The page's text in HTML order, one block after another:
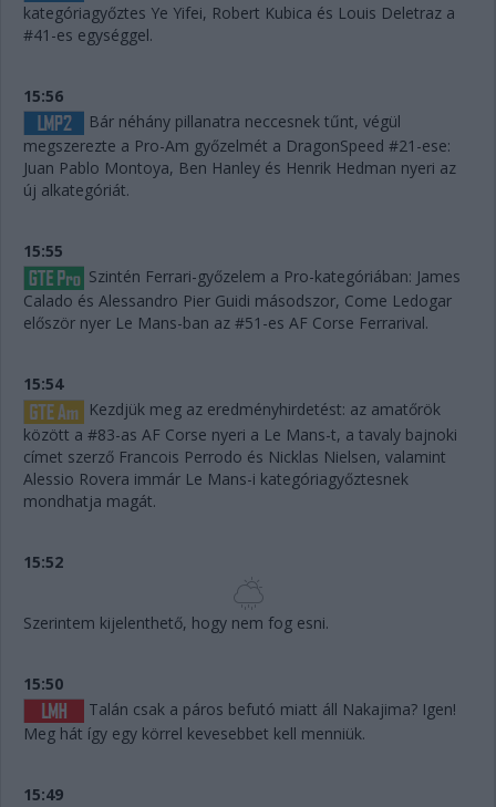
kategóriagyőztes Ye Yifei, Robert Kubica és Louis Deletraz a
#41-es egységgel.
15:56
Bár néhány pillanatra neccesnek tűnt, végül
megszerezte a Pro-Am győzelmét a DragonSpeed #21-ese:
Juan Pablo Montoya, Ben Hanley és Henrik Hedman nyeri az
új alkategóriát.
15:55
Szintén Ferrari-győzelem a Pro-kategóriában: James
Calado és Alessandro Pier Guidi másodszor, Come Ledogar
először nyer Le Mans-ban az #51-es AF Corse Ferrarival.
15:54
Kezdjük meg az eredményhirdetést: az amatőrök
között a #83-as AF Corse nyeri a Le Mans-t, a tavaly bajnoki
címet szerző Francois Perrodo és Nicklas Nielsen, valamint
Alessio Rovera immár Le Mans-i kategóriagyőztesnek
mondhatja magát.
15:52
Szerintem kijelenthető, hogy nem fog esni.
15:50
Talán csak a páros befutó miatt áll Nakajima? Igen!
Meg hát így egy körrel kevesebbet kell menniük.
15:49